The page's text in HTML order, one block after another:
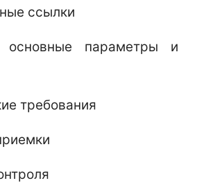
ссылки
параметры и
требования